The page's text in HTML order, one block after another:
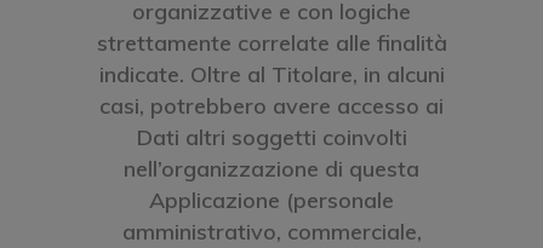
organizzative e con logiche
strettamente correlate alle finalità
indicate. Oltre al Titolare, in alcuni
casi, potrebbero avere accesso ai
Dati altri soggetti coinvolti
nell’organizzazione di questa
Applicazione (personale
amministrativo, commerciale,